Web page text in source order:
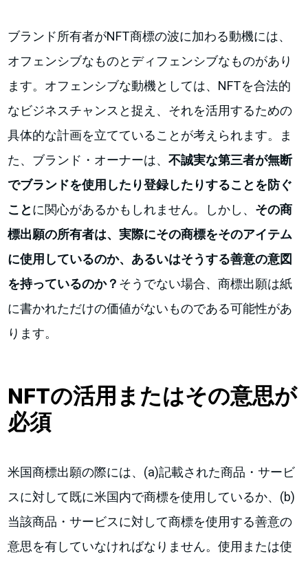
ブランド所有者がNFT商標の波に加わる動機には、
オフェンシブなものとディフェンシブなものがあり
ます。オフェンシブな動機としては、NFTを合法的
なビジネスチャンスと捉え、それを活用するための
具体的な計画を立てていることが考えられます。ま
た、ブランド・オーナーは、不誠実な第三者が無断
でブランドを使用したり登録したりすることを防ぐ
ことに関心があるかもしれません。しかし、 その商
標出願の所有者は、実際にその商標をそのアイテム
に使用しているのか、あるいはそうする善意の意図
を持っているのか？ そうでない場合、商標出願は紙
に書かれただけの価値がないものである可能性があ
ります。
NFTの活用またはその意思が
必須
米国商標出願の際には、(a)記載された商品・サービ
スに対して既に米国内で商標を使用しているか、(b)
当該商品・サービスに対して商標を使用する善意の
意思を有していなければなりません。使用または使